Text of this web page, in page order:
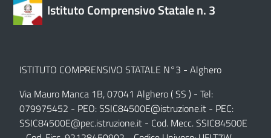
Istituto Comprensivo Statale n. 3
ISTITUTO COMPRENSIVO STATALE N°3 - Alghero
Via Mauro Manca 1B, 07041 Alghero ( SS ) - Tel:
079975452 - PEO:SSIC84500E@istruzione.it - PEC:
SSIC84500E@pec.istruzione.it - Cod. Mecc. SSIC84500E